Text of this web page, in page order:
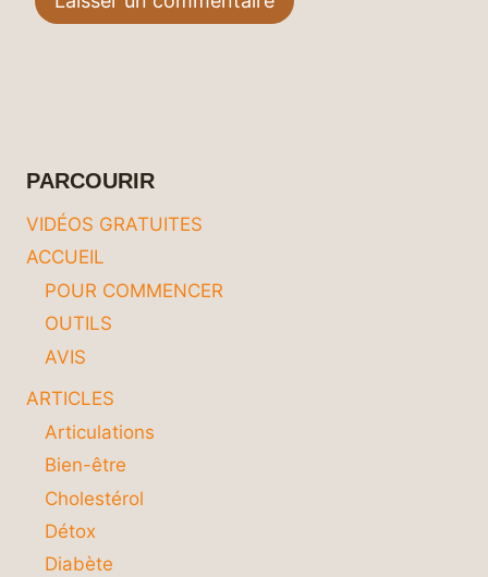
PARCOURIR
VIDÉOS GRATUITES
ACCUEIL
POUR COMMENCER
OUTILS
AVIS
ARTICLES
Articulations
Bien-être
Cholestérol
Détox
Diabète